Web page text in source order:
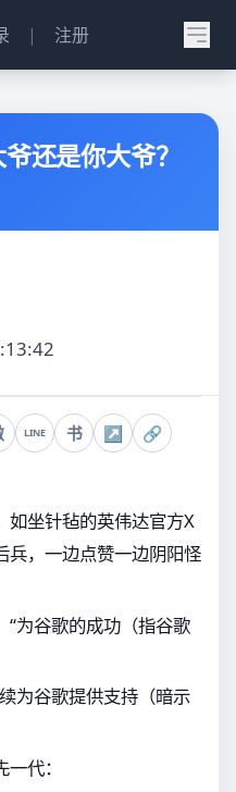
| 注册
还是你大爷？
LINE 书 ↗ 🔗
如坐针毡的英伟达官方X
兵，一边点赞一边阴阳怪
“为谷歌的成功（指谷歌
为谷歌提供支持（暗示
代：